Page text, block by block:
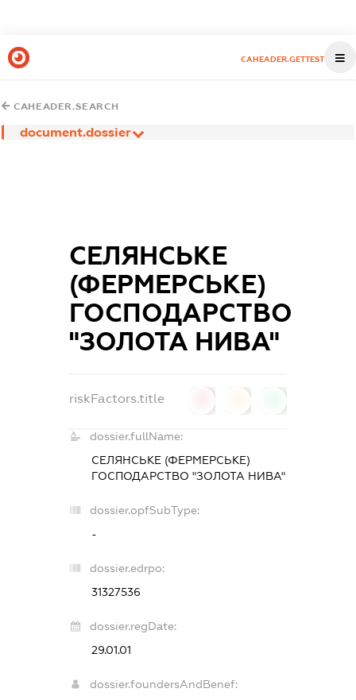
CAHEADER.GETTEST
CAHEADER.SEARCH
document.dossier
СЕЛЯНСЬКЕ
(ФЕРМЕРСЬКЕ)
ГОСПОДАРСТВО
"ЗОЛОТА НИВА"
riskFactors.title
dossier.fullName:
СЕЛЯНСЬКЕ (ФЕРМЕРСЬКЕ)
ГОСПОДАРСТВО "ЗОЛОТА НИВА"
dossier.opfSubType:
-
dossier.edrpo:
31327536
dossier.regDate:
29.01.01
dossier.foundersAndBenef: